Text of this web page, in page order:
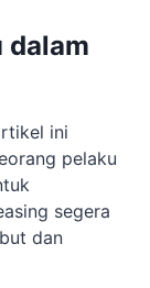
dalam
ini
pelaku
segera
dan